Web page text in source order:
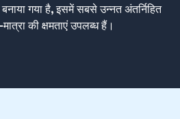
गया है, इसमें सबसे उन्नत अंतर्निहित
की क्षमताएं उपलब्ध हैं।